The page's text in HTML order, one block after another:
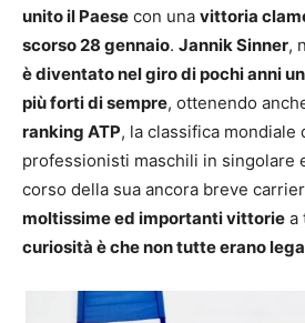
unito il Paese con una vittoria
scorso 28 gennaio. Jannik Sinner,
è diventato nel giro di pochi anni
più forti di sempre, ottenendo
ranking ATP, la classifica mondiale
professionisti maschili in singolare
corso della sua ancora breve
moltissime ed importanti vittorie a
curiosità è che non tutte erano